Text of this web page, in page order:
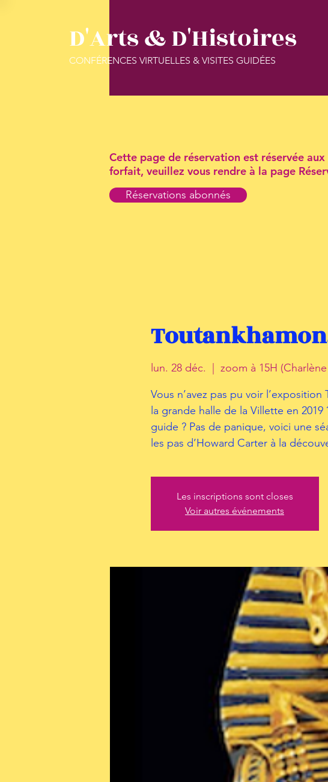
D'Arts & D'Histoires
CONFÉRENCES VIRTUELLES & VISITES GUIDÉES
Cette page de réservation est réservée
forfait, veuillez vous rendre à la page
Réservations abonnés
lun. 28 déc.
zoom à 15H
Vous n’avez pas pu voir
la grande halle de la Villette en
guide ? Pas de panique, voici une
les pas d’Howard Carter à la
Les inscriptions sont closes
Voir autres événements